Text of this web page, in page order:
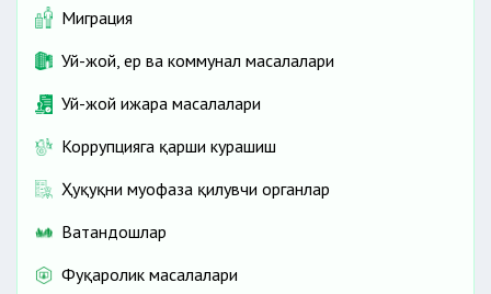
Миграция
Уй-жой, ер ва коммунал масалалари
Уй-жой ижара масалалари
Коррупцияга қарши курашиш
Ҳуқуқни муҳофаза қилувчи органлар
Ватандошлар
Фуқаролик масалалари